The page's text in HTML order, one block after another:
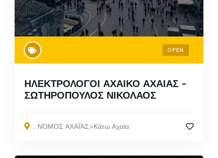
OPEN
ΗΛΕΚΤΡΟΛΟΓΟΙ ΑΧΑΙΚΟ ΑΧΑΙΑΣ –
ΣΩΤΗΡΟΠΟΥΛΟΣ ΝΙΚΟΛΑΟΣ
, ΝΟΜΟΣ ΑΧΑΪΑΣ>Κάτω Αχαία